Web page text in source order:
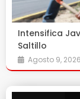
Intensifica
Saltillo
Agosto 9, 2026